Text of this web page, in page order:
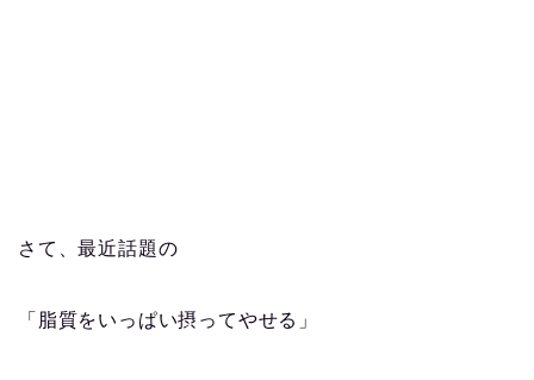
さて、最近話題の
「脂質をいっぱい摂ってやせる」